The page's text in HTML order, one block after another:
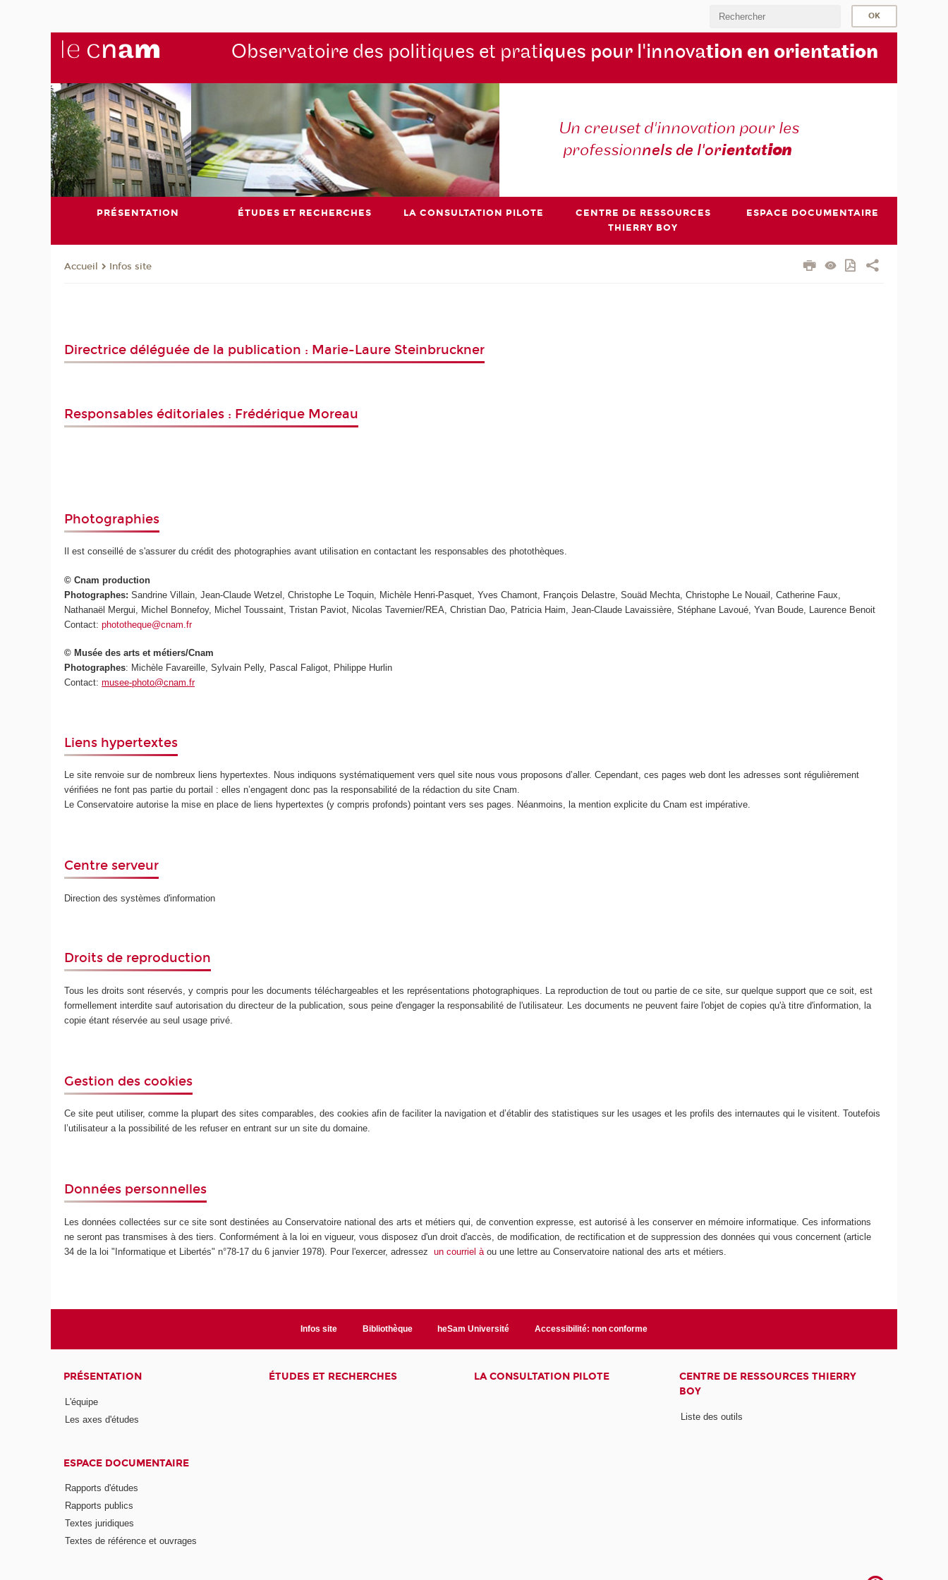
Observatoire des politiques et pratiques pour l'innovation en orientation
Un creuset d'innovation pour les
professionnels de l'orientation
PRÉSENTATION ÉTUDES ET RECHERCHES LA CONSULTATION PILOTE
CENTRE DE RESSOURCES
THIERRY BOY
ESPACE DOCUMENTAIRE
Accueil Infos site
Directrice déléguée de la publication : Marie-Laure Steinbruckner
Responsables éditoriales : Frédérique Moreau
Photographies
Il est conseillé de s'assurer du crédit des photographies avant utilisation en contactant les responsables des photothèques.
© Cnam production
Photographes: Sandrine Villain, Jean-Claude Wetzel, Christophe Le Toquin, Michèle Henri-Pasquet, Yves Chamont, François Delastre, Souäd Mechta, Christophe Le Nouail, Catherine Faux,
Nathanaël Mergui, Michel Bonnefoy, Michel Toussaint, Tristan Paviot, Nicolas Tavernier/REA, Christian Dao, Patricia Haim, Jean-Claude Lavaissière, Stéphane Lavoué, Yvan Boude, Laurence Benoit
Contact:phototheque@cnam.fr
© Musée des arts et métiers/Cnam
Photographes: Michèle Favareille, Sylvain Pelly, Pascal Faligot, Philippe Hurlin
Contact:musee-photo@cnam.fr
Liens hypertextes
Le site renvoie sur de nombreux liens hypertextes. Nous indiquons systématiquement vers quel site nous vous proposons d’aller. Cependant, ces pages web dont les adresses sont régulièrement
vérifiées ne font pas partie du portail : elles n’engagent donc pas la responsabilité de la rédaction du site Cnam.
Le Conservatoire autorise la mise en place de liens hypertextes (y compris profonds) pointant vers ses pages. Néanmoins, la mention explicite du Cnam est impérative.
Centre serveur
Direction des systèmes d'information
Droits de reproduction
Tous les droits sont réservés, y compris pour les documents téléchargeables et les représentations photographiques. La reproduction de tout ou partie de ce site, sur quelque support que ce soit, est
formellement interdite sauf autorisation du directeur de la publication, sous peine d'engager la responsabilité de l'utilisateur. Les documents ne peuvent faire l'objet de copies qu'à titre d'information, la
copie étant réservée au seul usage privé.
Gestion des cookies
Ce site peut utiliser, comme la plupart des sites comparables, des cookies afin de faciliter la navigation et d’établir des statistiques sur les usages et les profils des internautes qui le visitent. Toutefois
l’utilisateur a la possibilité de les refuser en entrant sur un site du domaine.
Données personnelles
Les données collectées sur ce site sont destinées au Conservatoire national des arts et métiers qui, de convention expresse, est autorisé à les conserver en mémoire informatique. Ces informations
ne seront pas transmises à des tiers. Conformément à la loi en vigueur, vous disposez d'un droit d'accès, de modification, de rectification et de suppression des données qui vous concernent (article
34 de la loi "Informatique et Libertés" n°78-17 du 6 janvier 1978). Pour l'exercer, adressezun courriel à ou une lettre au Conservatoire national des arts et métiers.
Infos site Bibliothèque heSam Université Accessibilité: non conforme
PRÉSENTATION
L'équipe
Les axes d'études
ÉTUDES ET RECHERCHES LA CONSULTATION PILOTE
CENTRE DE RESSOURCES THIERRY
BOY
Liste des outils
ESPACE DOCUMENTAIRE
Rapports d'études
Rapports publics
Textes juridiques
Textes de référence et ouvrages